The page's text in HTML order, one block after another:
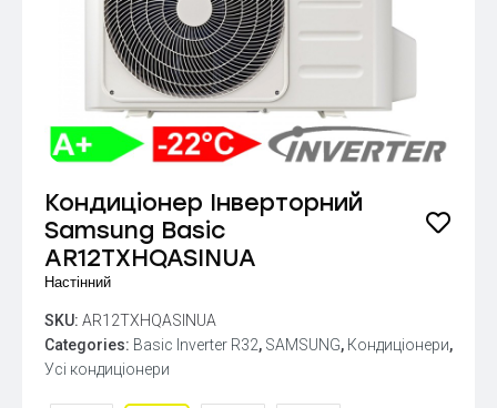
Кондиціонер Інверторний
Samsung Basic
AR12TXHQASINUA
Настінний
SKU: AR12TXHQASINUA
Categories: Basic Inverter R32, SAMSUNG, Кондиціонери,
Усі кондиціонери